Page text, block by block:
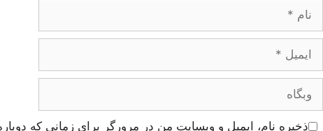
ایمیل
وبگاه
ذخیره نام، ایمیل و وبسایت من در مرورگر برای زمانی که